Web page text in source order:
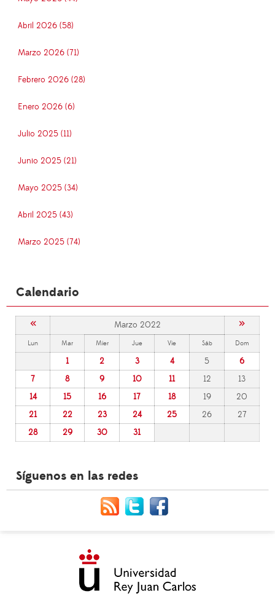
Abril 2026 (58)
Marzo 2026 (71)
Febrero 2026 (28)
Enero 2026 (6)
Julio 2025 (11)
Junio 2025 (21)
Mayo 2025 (34)
Abril 2025 (43)
Marzo 2025 (74)
Calendario
« Marzo 2022 »
Lun Mar Mier Jue Vie Sáb Dom
1 2 3 4 5
6
7
8 9 10 11 12
13
14
15 16 17 18 19
20
21
22 23 24 25 26
27
28
29 30 31
Síguenos en las redes